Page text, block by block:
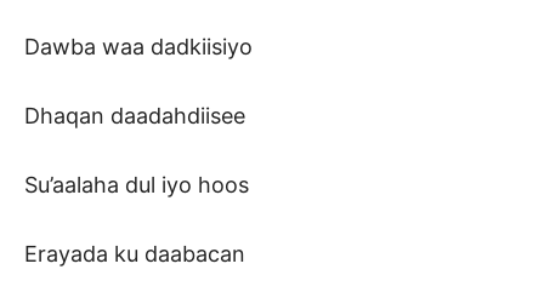
Dawba waa dadkiisiyo
Dhaqan daadahdiisee
Su’aalaha dul iyo hoos
Erayada ku daabacan